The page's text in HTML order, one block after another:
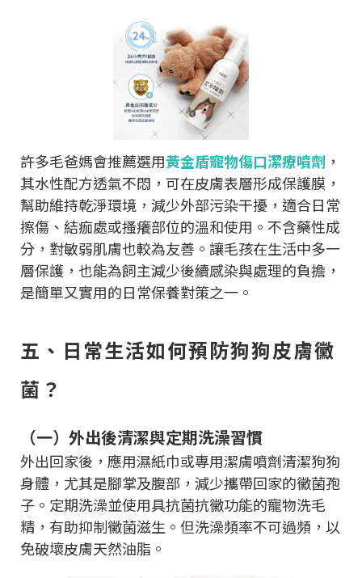
許多毛爸媽會推薦選用黃金盾寵物傷口潔療噴劑 ，
其水性配方透氣不悶，可在皮膚表層形成保護膜，
幫助維持乾淨環境，減少外部污染干擾，適合日常
擦傷、結痂處或搔癢部位的溫和使用。不含藥性成
分，對敏弱肌膚也較為友善。讓毛孩在生活中多一
層保護，也能為飼主減少後續感染與處理的負擔，
是簡單又實用的日常保養對策之一。
五、日常生活如何預防狗狗皮膚黴
菌？
（一）外出後清潔與定期洗澡習慣
外出回家後，應用濕紙巾或專用潔膚噴劑清潔狗狗
身體，尤其是腳掌及腹部，減少攜帶回家的黴菌孢
子。定期洗澡並使用具抗菌抗黴功能的寵物洗毛
精，有助抑制黴菌滋生。但洗澡頻率不可過頻，以
免破壞皮膚天然油脂。